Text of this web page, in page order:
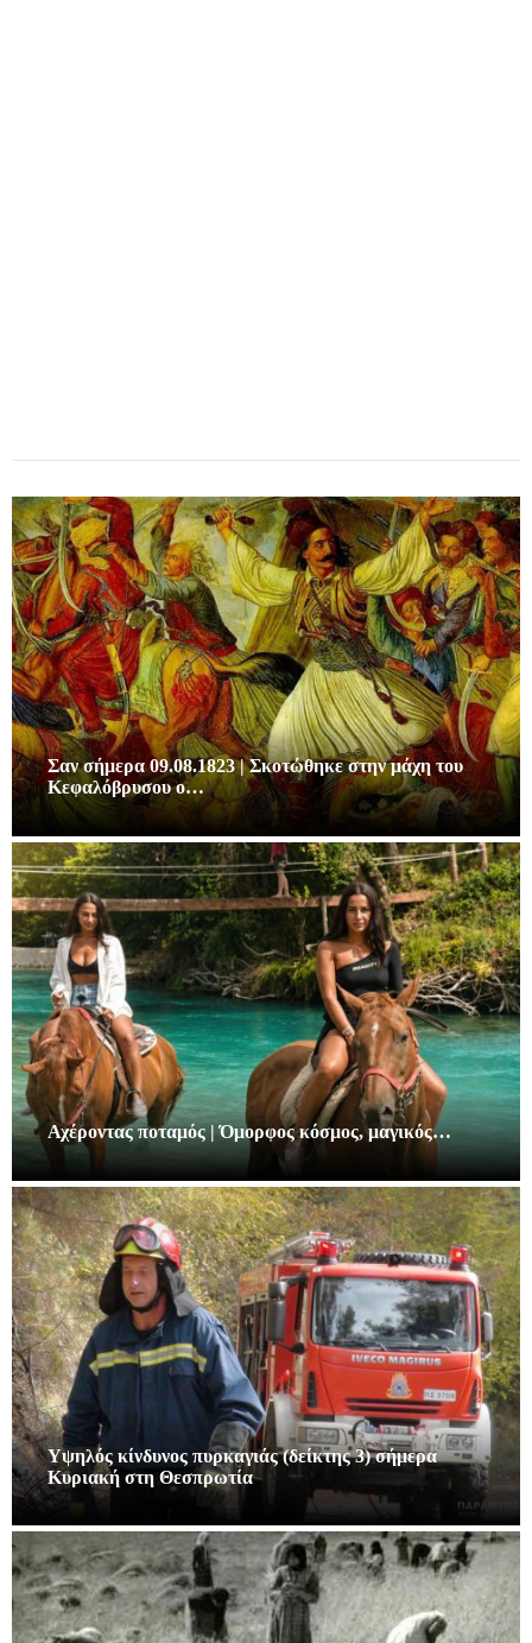
Σαν σήμερα 09.08.1823 | Σκοτώθηκε στην μάχη του
Κεφαλόβρυσου ο…
Αχέροντας ποταμός | Όμορφος κόσμος, μαγικός…
Υψηλός κίνδυνος πυρκαγιάς (δείκτης 3) σήμερα
Κυριακή στη Θεσπρωτία